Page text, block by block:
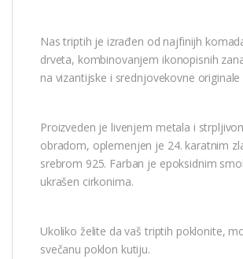
Nas triptih je izrađen od najfinijh
drveta, kombinovanjem ikonopisnih
na vizantijske i srednjovekovne originale
Proizveden je livenjem metala i
obradom, oplemenjen je 24. karatnim
srebrom 925. Farban je epoksidnim
ukrašen cirkonima.
Ukoliko želite da vaš triptih poklonite,
svečanu poklon kutiju.